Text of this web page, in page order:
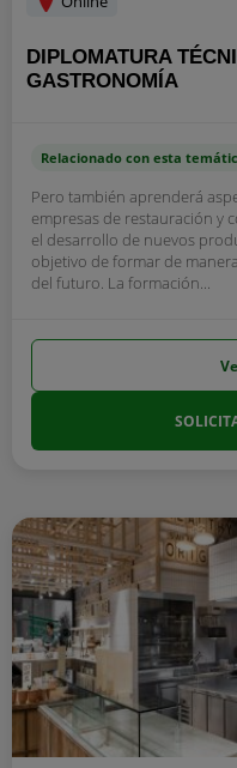
DIPLOMATURA
GASTRONOMÍA
Relacionado con esta
Pero también aprenderá
empresas de restauración y
el desarrollo de nuevos
objetivo de formar de
del futuro. La formación...